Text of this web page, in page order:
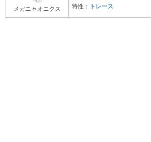
メガニャオニクス
特性：
トレース